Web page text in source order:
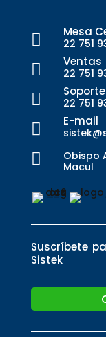
 Mesa
22 751
 Ventas
22 751
 22 751
 E-mail

Obispo
Macul
Suscríbete
Sistek